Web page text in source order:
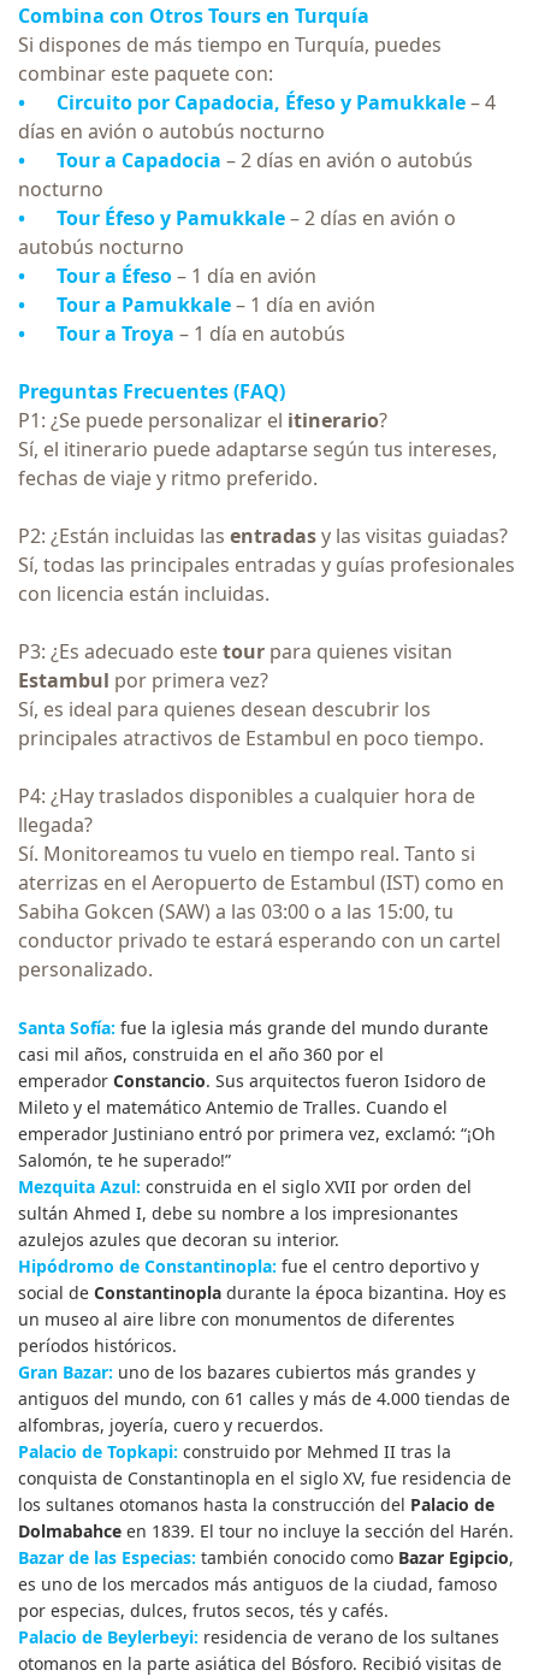
Combina con OtrosTours en Turquía
Si dispones de más tiempo en Turquía, puedes
combinar este paquete con:
•
Circuito por Capadocia, Éfeso y Pamukkale– 4
días en avión o autobús nocturno
•
Tour a Capadocia – 2 días en avión o autobús
nocturno
•
Tour Éfeso y Pamukkale– 2 días en avión o
autobús nocturno
•
Tour a Éfeso– 1 día en avión
•
Tour a Pamukkale– 1 día en avión
•
Tour a Troya – 1 día en autobús
Preguntas Frecuentes (FAQ)
P1: ¿Se puede personalizar el itinerario?
Sí, el itinerario puede adaptarse según tus intereses,
fechas de viaje y ritmo preferido.
P2: ¿Están incluidas las entradasy las visitas guiadas?
Sí, todas las principales entradas y guías profesionales
con licencia están incluidas.
P3: ¿Es adecuado estetour para quienes visitan
Estambul por primera vez?
Sí, es ideal para quienes desean descubrir los
principales atractivos de Estambul en poco tiempo.
P4: ¿Hay traslados disponibles a cualquier hora de
llegada?
Sí. Monitoreamos tu vuelo en tiempo real. Tanto si
aterrizas en el Aeropuerto de Estambul (IST) como en
Sabiha Gokcen (SAW) a las 03:00 o a las 15:00, tu
conductor privado te estará esperando con un cartel
personalizado.
Santa Sofía: fue la iglesia más grande del mundo durante
casi mil años, construida en el año 360 por el
emperador Constancio. Sus arquitectos fueron Isidoro de
Mileto y el matemático Antemio de Tralles. Cuando el
emperador Justiniano entró por primera vez, exclamó: “¡Oh
Salomón, te he superado!”
Mezquita Azul: construida en el siglo XVII por orden del
sultán Ahmed I, debe su nombre a los impresionantes
azulejos azules que decoran su interior.
Hipódromo de Constantinopla: fue el centro deportivo y
social de Constantinopla durante la época bizantina. Hoy es
un museo al aire libre con monumentos de diferentes
períodos históricos.
Gran Bazar: uno de los bazares cubiertos más grandes y
antiguos del mundo, con 61 calles y más de 4.000 tiendas de
alfombras, joyería, cuero y recuerdos.
Palacio de Topkapi: construido por Mehmed II tras la
conquista de Constantinopla en el siglo XV, fue residencia de
los sultanes otomanos hasta la construcción del Palacio de
Dolmabahce en 1839. El tour no incluye la sección del Harén.
Bazar de las Especias: también conocido como Bazar Egipcio,
es uno de los mercados más antiguos de la ciudad, famoso
por especias, dulces, frutos secos, tés y cafés.
Palacio de Beylerbeyi: residencia de verano de los sultanes
otomanos en la parte asiática del Bósforo. Recibió visitas de